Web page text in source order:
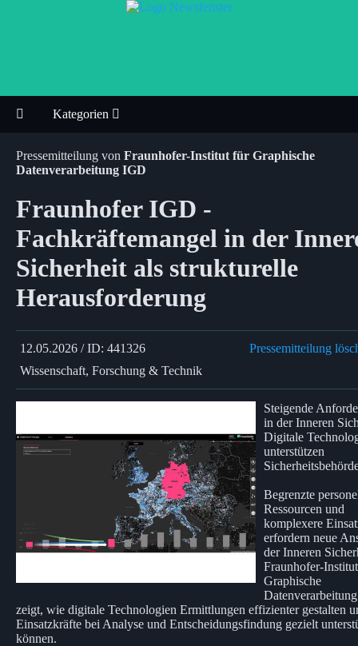
Kategorien
Pressemitteilung von Fraunhofer-Institut für Graphische
Datenverarbeitung IGD
Fraunhofer IGD -
Fachkräftemangel in der
Sicherheit als strukturelle
Herausforderung
12.05.2026 / ID: 441326
Pressemitteilung
Wissenschaft, Forschung & Technik
Steigende
in der Inneren
Digitale
unterstützen
Begrenzte
Ressourcen und
komplexere
erfordern neue
der Inneren
Fraunhofer-
Graphische
zeigt, wie digitale Technologien Ermittlungen effizienter gestalten
Einsatzkräfte bei Analyse und Entscheidungsfindung gezielt
können.